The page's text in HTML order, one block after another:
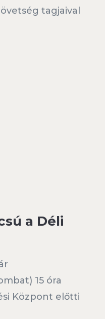
tagjaival
a Déli
15 óra
Központ előtti